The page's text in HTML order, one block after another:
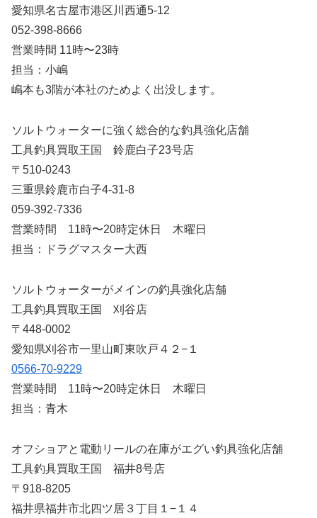
愛知県名古屋市港区川西通5-12
052-398-8666
営業時間 11時〜23時
担当：小嶋
嶋本も3階が本社のためよく出没します。
ソルトウォーターに強く総合的な釣具強化店舗
工具釣具買取王国 鈴鹿白子23号店
〒510-0243
三重県鈴鹿市白子4-31-8
059-392-7336
営業時間 11時〜20時定休日 木曜日
担当：ドラグマスター大西
ソルトウォーターがメインの釣具強化店舗
工具釣具買取王国 刈谷店
〒448-0002
愛知県刈谷市一里山町東吹戸４２−１
0566-70-9229
営業時間 11時〜20時定休日 木曜日
担当：青木
オフショアと電動リールの在庫がエグい釣具強化店舗
工具釣具買取王国 福井8号店
〒918-8205
福井県福井市北四ツ居３丁目１−１４